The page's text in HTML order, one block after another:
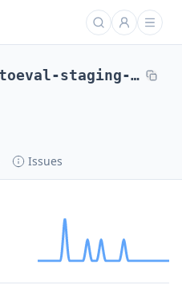
autoeval-staging-eval-project-ba18bf28-7804999
Issues